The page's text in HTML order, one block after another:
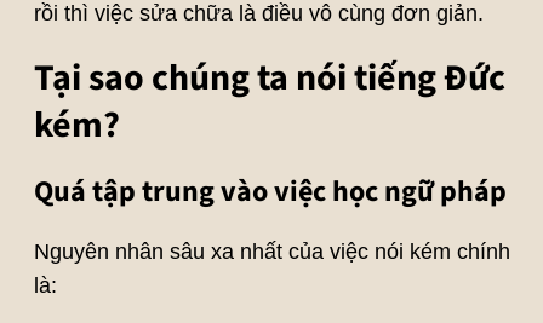
rồi thì việc sửa chữa là điều vô cùng đơn giản.
Tại sao chúng ta nói tiếng Đức
kém?
Quá tập trung vào việc học ngữ pháp
Nguyên nhân sâu xa nhất của việc nói kém chính
là: